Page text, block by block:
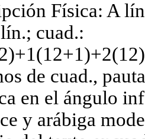
Física: A
cuad.:
de cuad.,
en el ángulo
y arábiga